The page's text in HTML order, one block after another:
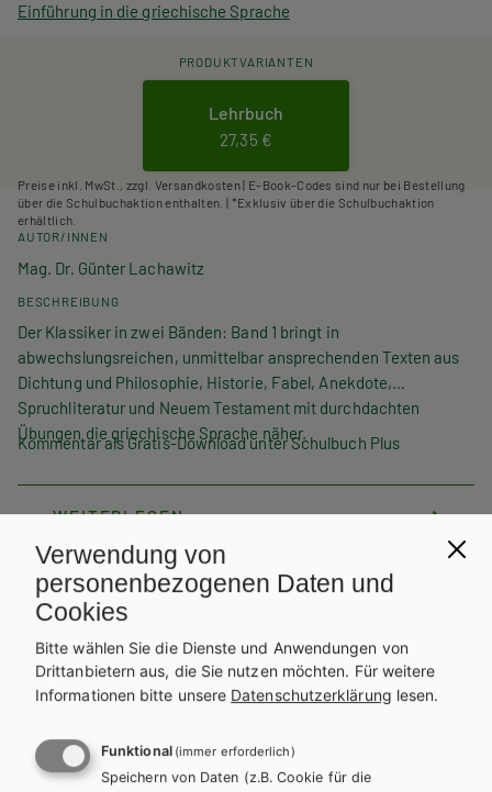
Einführung in die griechische Sprache
PRODUKTVARIANTEN
Lehrbuch
27,35 €
Preise inkl. MwSt., zzgl. Versandkosten | E-Book-Codes sind nur bei Bestellung
über die Schulbuchaktion enthalten. | *Exklusiv über die Schulbuchaktion
erhältlich.
AUTOR/INNEN
Mag. Dr. Günter Lachawitz
BESCHREIBUNG
Der Klassiker in zwei Bänden: Band 1 bringt in
abwechslungsreichen, unmittelbar ansprechenden Texten aus
Dichtung und Philosophie, Historie, Fabel, Anekdote,
Spruchliteratur und Neuem Testament mit durchdachten
Übungen die griechische Sprache näher.
Kommentar als Gratis-Download unter Schulbuch Plus
WEITERLESEN
ANZAHL
DIGITALES LERNEN
Online Zusatzmaterial
Für dieses Werk gibt es kostenlose Downloads für Lehrer/innen
Verwendung von
personenbezogenen Daten und
Cookies
Bitte wählen Sie die Dienste und Anwendungen von
Drittanbietern aus, die Sie nutzen möchten. Für weitere
Informationen bitte unsere Datenschutzerklärung lesen.
Funktional (immer erforderlich)
Speichern von Daten (z.B. Cookie für die